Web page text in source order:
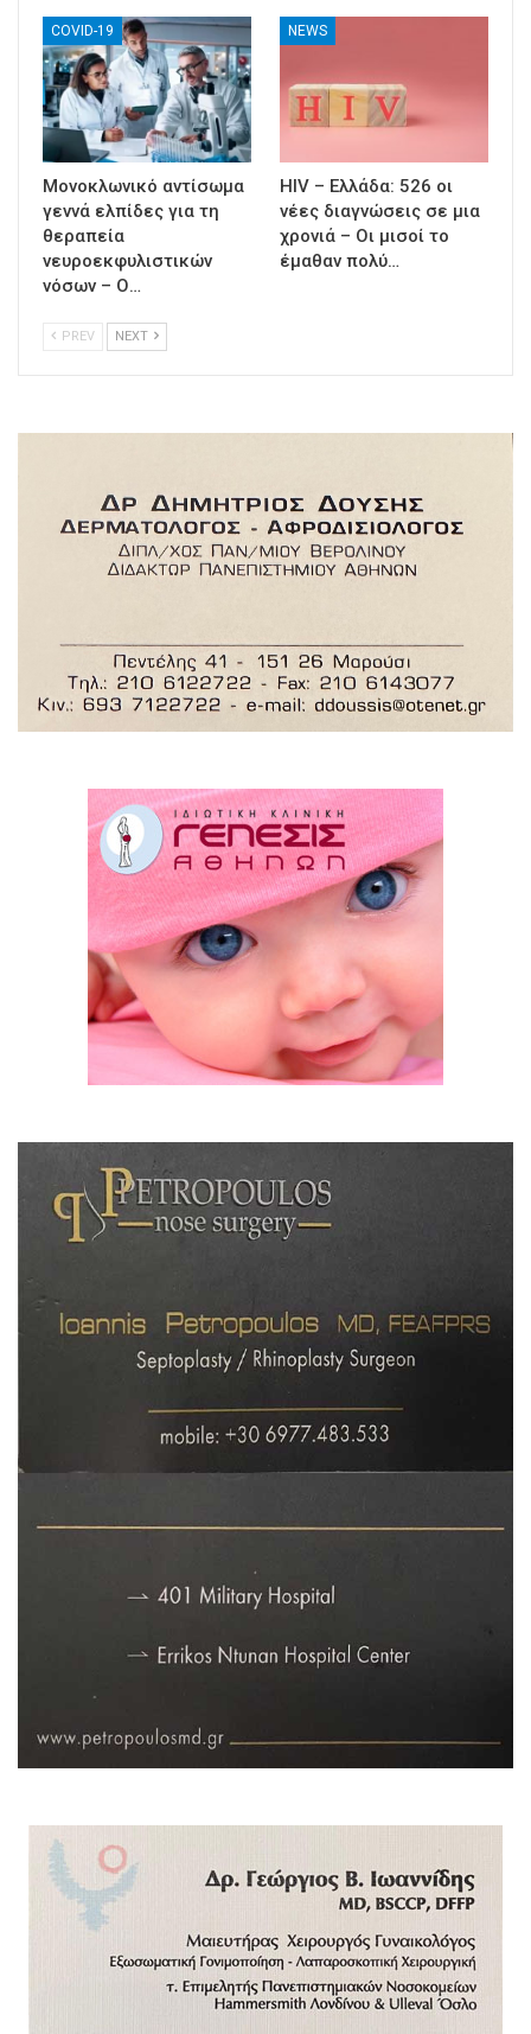
COVID-19
Μονοκλωνικό αντίσωμα
γεννά ελπίδες για τη
θεραπεία
νευροεκφυλιστικών
νόσων – Ο…
NEWS
HIV – Ελλάδα: 526 οι
νέες διαγνώσεις σε μια
χρονιά – Οι μισοί το
έμαθαν πολύ…
PREV NEXT